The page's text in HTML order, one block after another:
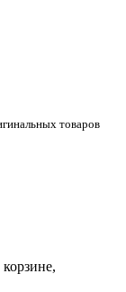
товаров